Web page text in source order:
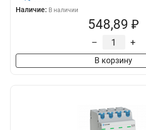
Наличие: В наличии
548,89 ₽
– +
В корзину